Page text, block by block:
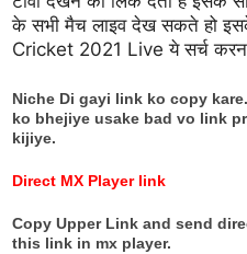
के सभी मैच लाइव देख सकते हो
Cricket 2021 Live ये सर्च
Niche Di gayi link ko copy
ko bhejiye usake bad vo link
kijiye.
Direct MX Player link
Copy Upper Link and send
this link in mx player.